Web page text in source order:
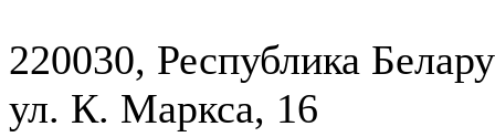
220030, Республика
ул. К. Маркса, 16